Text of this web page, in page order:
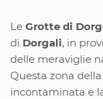
Le Grotte di
di Dorgali, in
delle meraviglie
Questa zona
incontaminata e